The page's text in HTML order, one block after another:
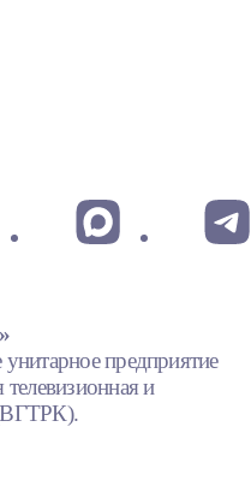
унитарное предприятие
телевизионная и